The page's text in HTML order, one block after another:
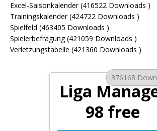
Excel-Saisonkalender (416522 Downloads )
Trainingskalender (424722 Downloads )
Spielfeld (463405 Downloads )
Spielerbefragung (421059 Downloads )
Verletzungstabelle (421360 Downloads )
376168
Liga
98 free